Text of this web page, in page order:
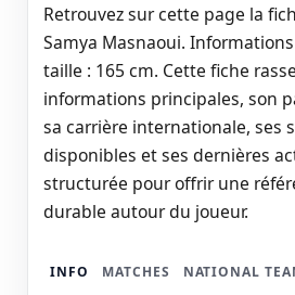
Retrouvez sur cette page la
Samya Masnaoui.
taille : 165 cm. Cette fiche
informations principales, son
sa carrière internationale, ses
disponibles et ses dernières
structurée pour offrir une
durable autour du joueur.
INFO MATCHES NATIONAL